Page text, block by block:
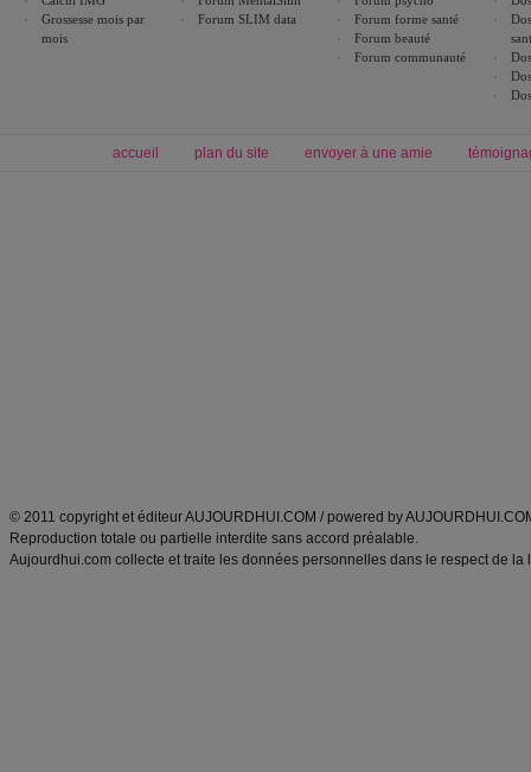
Grossesse mois par
mois
Forum SLIM data
Forum forme santé
Forum beauté
Forum communauté
accueil plan du site envoyer à une amie
© 2011 copyright et éditeur AUJOURDHUI.COM / powered by
Reproduction totale ou partielle interdite sans accord préalable.
Aujourdhui.com collecte et traite les données personnelles dans le respect de